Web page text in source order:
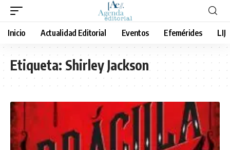
Inicio Actualidad Editorial Eventos Efemérides LIJ
Etiqueta:Shirley Jackson